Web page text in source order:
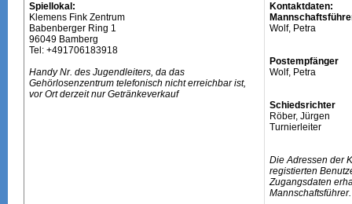
Spiellokal:
Klemens Fink Zentrum
Babenberger Ring 1
96049 Bamberg
Tel: +491706183918
Handy Nr. des Jugendleiters, da das
Gehörlosenzentrum telefonisch nicht erreichbar ist,
vor Ort derzeit nur Getränkeverkauf
Kontaktdaten:
Wolf, Petra
Postempfänger
Wolf, Petra
Schiedsrichter
Röber, Jürgen
Turnierleiter
Die Adressen der
registierten
Zugangsdaten
Mannschaftsführer.